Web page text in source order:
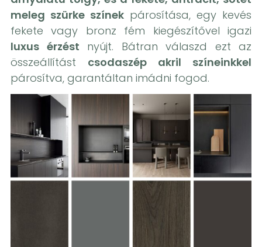
meleg szürke színek párosítása, egy kevés
fekete vagy bronz fém kiegészítővel igazi
luxus érzést nyújt. Bátran válaszd ezt az
összeállítást csodaszép akril színeinkkel
párosítva, garantáltan imádni fogod.